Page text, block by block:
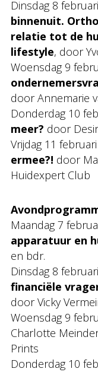
Dinsdag 8
binnenuit.
relatie tot de
lifestyle, door
Woensdag 9
door Annemarie
Donderdag 10
meer? door
Vrijdag 11
ermee?! door
Huidexpert Club
Maandag 7
apparatuur en
en bdr.
Dinsdag 8
financiële
door Vicky
Woensdag 9
Charlotte
Prints
Donderdag 10